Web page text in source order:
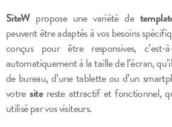
SiteWpropose une variété de
peuvent être adaptés à vos besoins
conçus pour être responsives, c’est-
automatiquement à la taille de l’écran,
de bureau, d’une tablette ou d’un
votre sitereste attractif et fonctionnel,
utilisé par vos visiteurs.